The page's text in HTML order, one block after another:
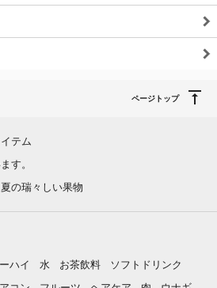
ページトップ
テム
す。
の瑞々しい果物
ハイ 水 お茶飲料
ソフトドリンク